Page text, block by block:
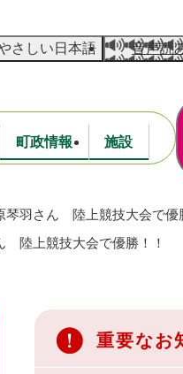
さしい日本語 音声読
道路・公園
町政情報
財政
施設
羽さん 陸上競技大会で優
陸上競技大会で優勝！！
重要なお